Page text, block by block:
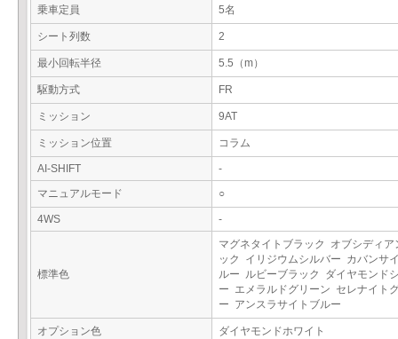
乗車定員 5名
シート列数 2
最小回転半径 5.5（m）
駆動方式 FR
ミッション 9AT
ミッション位置 コラム
AI-SHIFT
-
マニュアルモード
○
4WS -
標準色
マグネタイトブラック オブシディア
ック イリジウムシルバー カバンサ
ルー ルビーブラック ダイヤモンド
ー エメラルドグリーン セレナイト
ー アンスラサイトブルー
オプション色 ダイヤモンドホワイト